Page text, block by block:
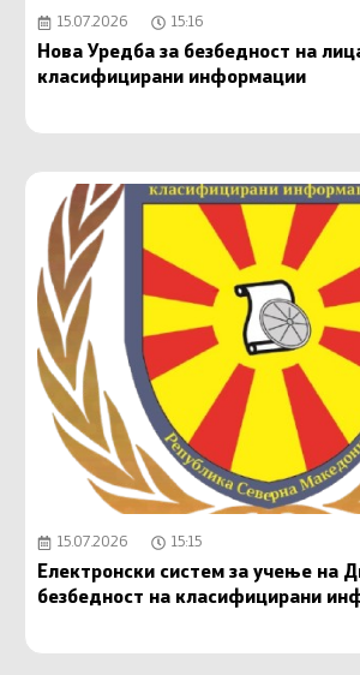
15.07.2026 15:16
Нова Уредба за безбедност на
класифицирани информации
15.07.2026 15:15
Електронски систем за учење на
безбедност на класифицирани